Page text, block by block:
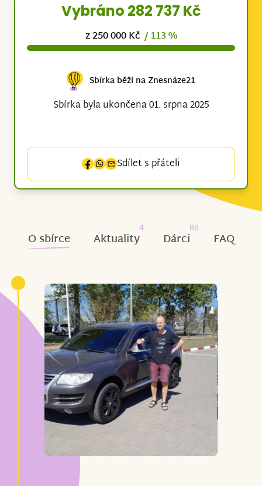
Vybráno 282 737 Kč
z 250 000 Kč / 113 %
Sbírka běží na Znesnáze21
Sbírka byla ukončena 01. srpna 2025
Sdílet s přáteli
O sbírce Aktuality
4
Dárci
86
FAQ